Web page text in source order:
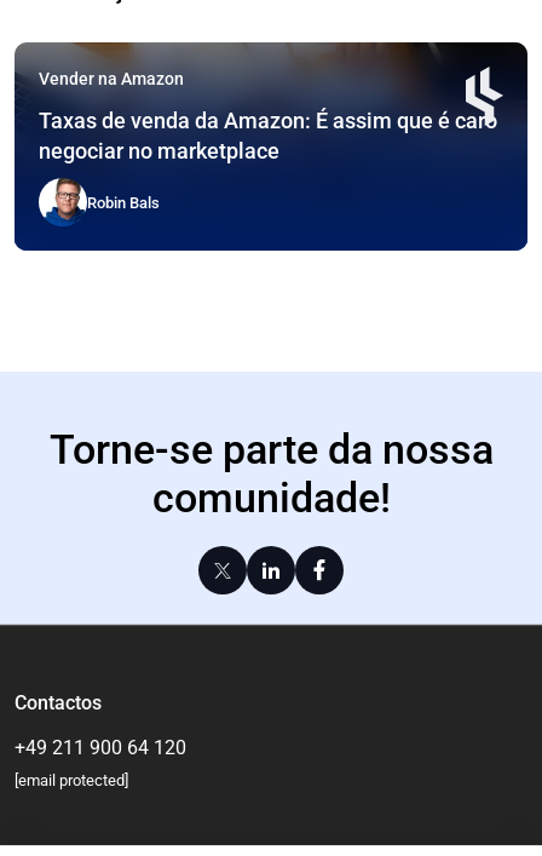
Vender na Amazon
Taxas de venda da Amazon: É assim que é caro
negociar no marketplace
Robin Bals
Torne-se parte da nossa
comunidade!
Contactos
+49 211 900 64 120
[email protected]